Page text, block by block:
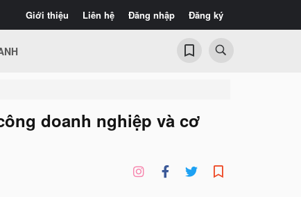
Giới thiệu Liên hệ Đăng nhập Đăng ký
doanh nghiệp và cơ